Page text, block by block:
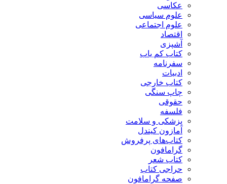
عکاسی
علوم سیاسی
علوم اجتماعی
اقتصاد
آشپزی
کتاب کم یاب
سفرنامه
ادبیات
کتاب خارجی
چاپ سنگی
حقوقی
فلسفه
پزشکی و سلامت
آمازون کیندل
کتاب‌های پرفروش
گرامافون
کتاب شعر
حراجی کتاب
صفحه گرامافون